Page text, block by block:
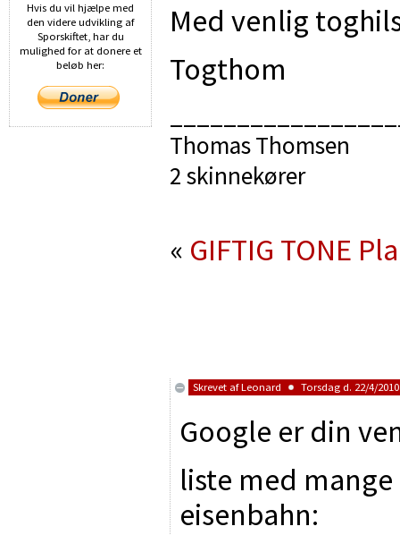
Med venlig
Togthom
Thomas Thomsen
2 skinnekører
« GIFTIG TONE
Skrevet afLeonard Torsdag d. 22/4/
Google er din
liste med
eisenbahn:
Hvis du vil hjælpe med
den videre udvikling af
Sporskiftet, har du
mulighed for at donere et
beløb her: